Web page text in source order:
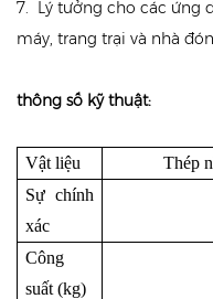
7. Lý tưởng cho các ứng
máy, trang trại và nhà
thông số kỹ thuật:
Vật liệu Thép
Sự chính
xác
Công
suất (kg)